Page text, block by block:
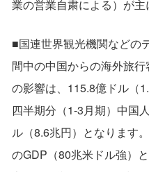
業の営業自粛による）が主
■国連世界観光機関などの
間中の中国からの海外旅
の影響は、115.8億ドル（
四半期分（1-3月期）中国
ル（8.6兆円）となります
のGDP（80兆米ドル強）